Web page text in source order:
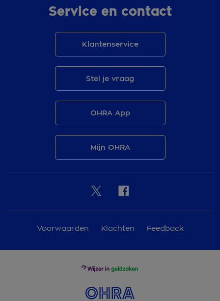
Service en contact
Klantenservice
Stel je vraag
OHRA App
Mijn OHRA
Voorwaarden Klachten Feedback